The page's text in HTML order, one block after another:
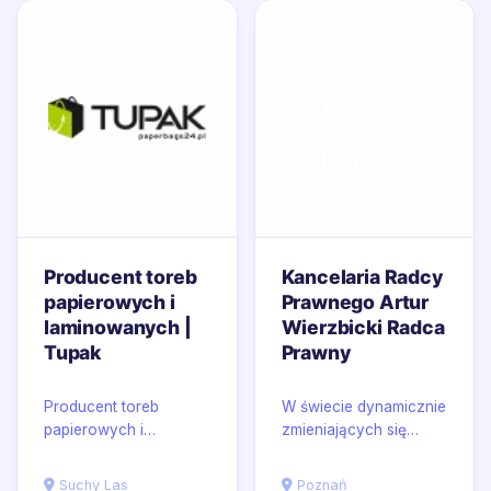
Producent toreb
papierowych i
laminowanych |
Tupak
Producent toreb
papierowych i
to oferta stworzona z
Suchy Las
Kancelaria Radcy
Prawnego Artur
Wierzbicki Radca
Prawny
W świecie dynamicznie
zmieniających się
strategiczne wsparcie
Poznań